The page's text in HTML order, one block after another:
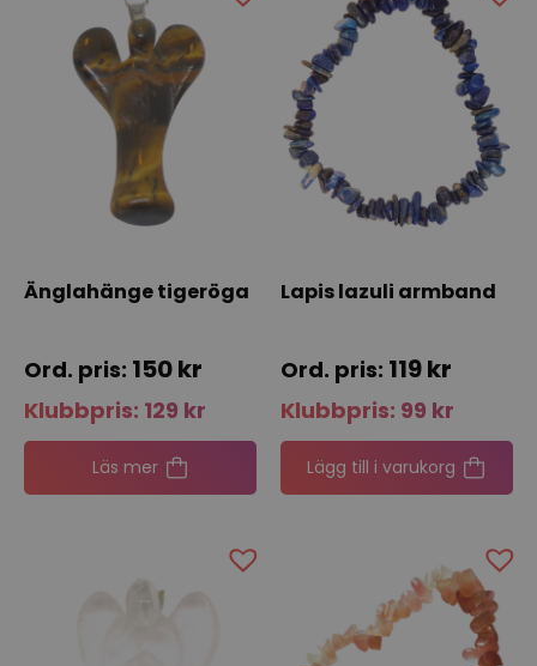
Änglahänge tigeröga
150kr
Klubbpris: 129 kr
Läs mer
Lapis lazuli armband
119kr
Klubbpris: 99 kr
Lägg till i varukorg